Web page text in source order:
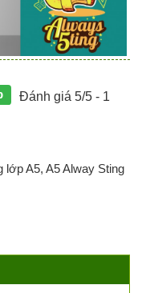
Đánh giá 5/5 - 1
A5, A5 Alway Sting